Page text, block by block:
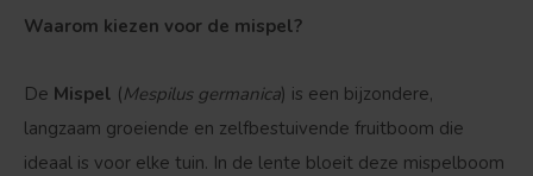
Waarom kiezen voor de mispel?
De Mispel (Mespilus germanica) is een bijzondere,
langzaam groeiende en zelfbestuivende fruitboom die
ideaal is voor elke tuin. In de lente bloeit deze mispelboom